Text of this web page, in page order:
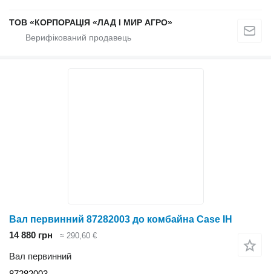
ТОВ «КОРПОРАЦІЯ «ЛАД І МИР АГРО»
Вал первинний 87282003 до комбайна Case IH
14 880 грн
≈ 290,60 €
Вал первинний